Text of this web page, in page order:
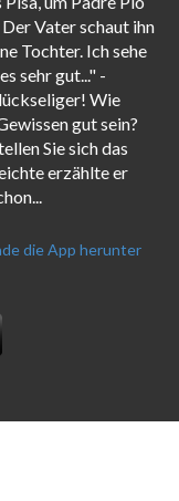
Vater schaut ihn
Tochter. Ich sehe
sehr gut..." -
Wie
gut sein?
Sie sich das
erzählte er
die App herunter